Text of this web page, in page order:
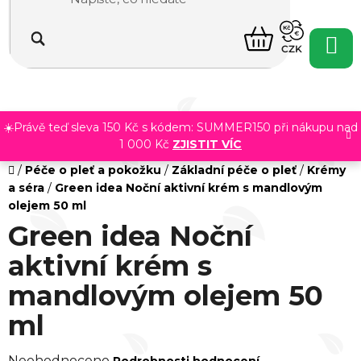
obsah
☀️Právě teď sleva 150 Kč s kódem: SUMMER150 při nákupu nad
1 000 Kč ZJISTIT VÍC
NÁKUPNÍ
KOŠÍK
CZK
Domů
/ Péče o pleť a pokožku / Základní péče o pleť / Krémy
a séra / Green idea Noční aktivní krém s mandlovým
olejem 50 ml
Green idea Noční
aktivní krém s
mandlovým olejem 50
ml